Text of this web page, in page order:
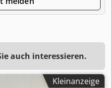
auch interessieren.
Kleinanzeige